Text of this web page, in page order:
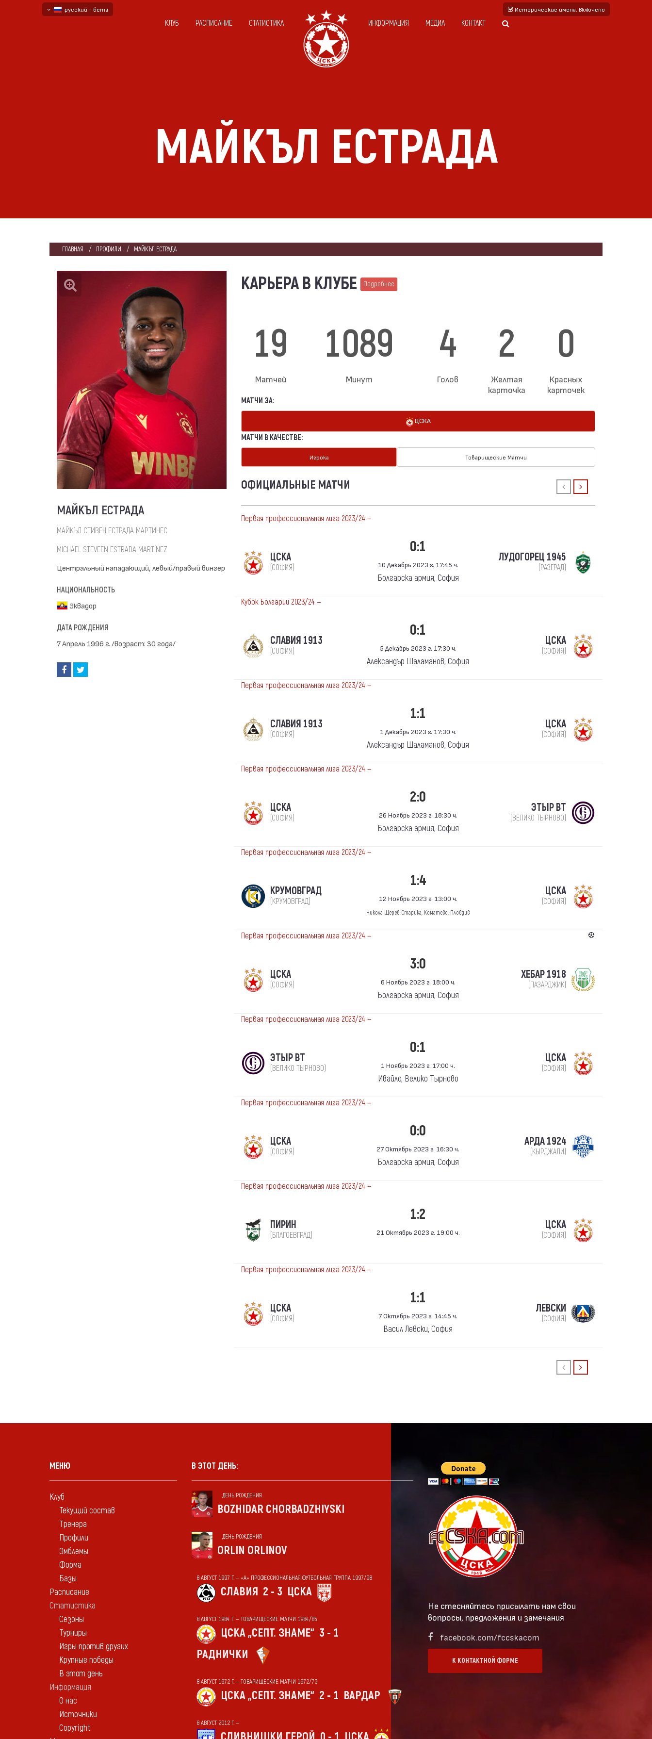
русский - бета
Исторические имена: Включено
КЛУБ РАСПИСАНИЕ СТАТИСТИКА ИНФОРМАЦИЯ МЕДИА КОНТАКТ
МАЙКЪЛ ЕСТРАДА
ГЛАВНАЯ ПРОФИЛИ МАЙКЪЛ ЕСТРАДА
МАЙКЪЛ ЕСТРАДА
МАЙКЪЛ СТИВЕН ЕСТРАДА МАРТИНЕС
MICHAEL STEVEEN ESTRADA MARTÍNEZ
Центральный нападающий, левый/правый вингер
НАЦИОНАЛЬНОСТЬ
Эквадор
ДАТА РОЖДЕНИЯ
7 Апрель 1996 г. /возраст: 30 года/
КАРЬЕРА В КЛУБЕ Подробнее
19
Матчей
1089
Минут
4
Голов
2
Желтая
карточка
0
Красных
карточек
МАТЧИ ЗА:
ЦСКА
МАТЧИ В КАЧЕСТВЕ:
Игрока Товарищеские Матчи
ОФИЦИАЛЬНЫЕ МАТЧИ
Первая профессиональная лига 2023/24 —
ЦСКА
(СОФИЯ)
0:1
10 Декабрь 2023 г. 17:45 ч.
Болгарска армия, София
ЛУДОГОРЕЦ 1945
(РАЗГРАД)
Кубок Болгарии 2023/24 —
СЛАВИЯ 1913
(СОФИЯ)
0:1
5 Декабрь 2023 г. 17:30 ч.
Александър Шаламанов, София
ЦСКА
(СОФИЯ)
Первая профессиональная лига 2023/24 —
СЛАВИЯ 1913
(СОФИЯ)
1:1
1 Декабрь 2023 г. 17:30 ч.
Александър Шаламанов, София
ЦСКА
(СОФИЯ)
Первая профессиональная лига 2023/24 —
ЦСКА
(СОФИЯ)
2:0
26 Ноябрь 2023 г. 18:30 ч.
Болгарска армия, София
ЭТЫР ВТ
(ВЕЛИКО ТЫРНОВО)
Первая профессиональная лига 2023/24 —
КРУМОВГРАД
(КРУМОВГРАД)
1:4
12 Ноябрь 2023 г. 13:00 ч.
Никола Щерев-Старика, Коматево, Пловдив
ЦСКА
(СОФИЯ)
Первая профессиональная лига 2023/24 —
ЦСКА
(СОФИЯ)
3:0
6 Ноябрь 2023 г. 18:00 ч.
Болгарска армия, София
ХЕБАР 1918
(ПАЗАРДЖИК)
Первая профессиональная лига 2023/24 —
ЭТЫР ВТ
(ВЕЛИКО ТЫРНОВО)
0:1
1 Ноябрь 2023 г. 17:00 ч.
Ивайло, Велико Тырново
ЦСКА
(СОФИЯ)
Первая профессиональная лига 2023/24 —
ЦСКА
(СОФИЯ)
0:0
27 Октябрь 2023 г. 16:30 ч.
Болгарска армия, София
АРДА 1924
(КЫРДЖАЛИ)
Первая профессиональная лига 2023/24 —
ПИРИН
(БЛАГОЕВГРАД)
1:2
21 Октябрь 2023 г. 19:00 ч.
ЦСКА
(СОФИЯ)
Первая профессиональная лига 2023/24 —
ЦСКА
(СОФИЯ)
1:1
7 Октябрь 2023 г. 14:45 ч.
Васил Левски, София
ЛЕВСКИ
(СОФИЯ)
МЕНЮ
Клуб
Текущий состав
Тренера
Профили
Эмблемы
Форма
Базы
Расписание
Статистика
Сезоны
Турниры
Игры против других
Крупные победы
В этот день
Информация
О нас
Источники
Copyright
В ЭТОТ ДЕНЬ:
ДЕНЬ РОЖДЕНИЯ
BOZHIDAR CHORBADZHIYSKI
ДЕНЬ РОЖДЕНИЯ
ORLIN ORLINOV
8 АВГУСТ 1997 Г. — «А» ПРОФЕССИОНАЛЬНАЯ ФУТБОЛЬНАЯ ГРУППА 1997/98
СЛАВИЯ 2 - 3 ЦСКА
8 АВГУСТ 1984 Г. — ТОВАРИЩЕСКИЕ МАТЧИ 1984/85
ЦСКА „СЕПТ. ЗНАМЕ“ 3 - 1
РАДНИЧКИ
8 АВГУСТ 1972 Г. — ТОВАРИЩЕСКИЕ МАТЧИ 1972/73
ЦСКА „СЕПТ. ЗНАМЕ“ 2 - 1 ВАРДАР
8 АВГУСТ 2012 Г. —
Не стесняйтесь присылать нам свои
вопросы, предложения и замечания
facebook.com/fccskacom
К КОНТАКТНОЙ ФОРМЕ